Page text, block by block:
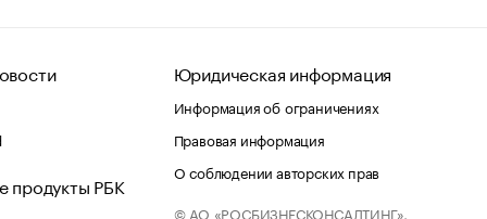
продукты РБК
Юридическая информация
Информация об ограничениях
Правовая информация
О соблюдении авторских прав
© АО «РОСБИЗНЕСКОНСАЛТИНГ»,